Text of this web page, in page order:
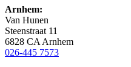
Arnhem:
Van Hunen
Steenstraat 11
6828 CA Arnhem
026-445 7573